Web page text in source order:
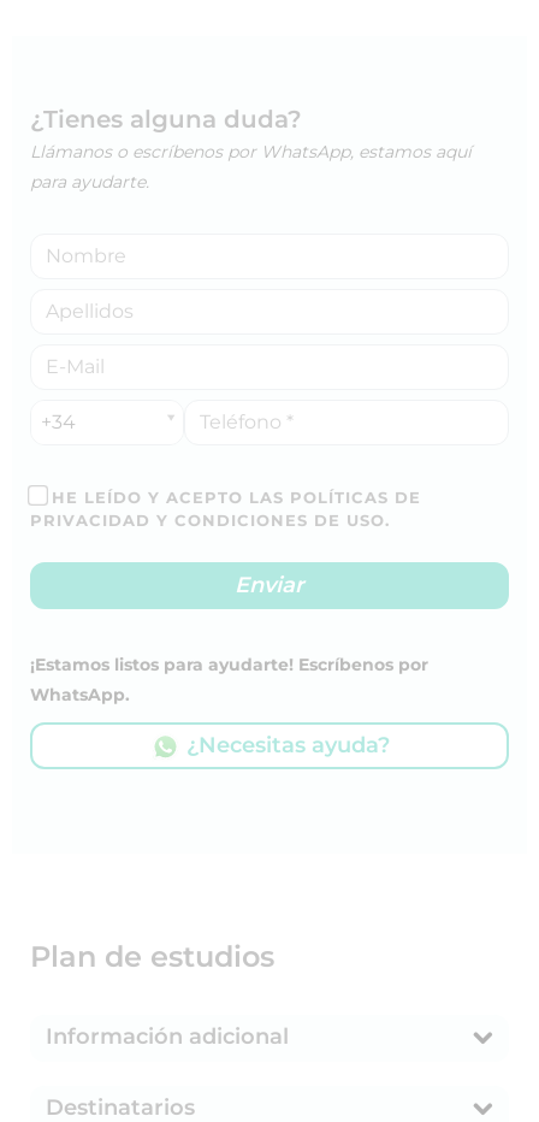
¿Tienes alguna duda?
Llámanos o escríbenos por WhatsApp, estamos aquí
para ayudarte.
+34
HE LEÍDO Y ACEPTO LAS POLÍTICAS DE
PRIVACIDAD Y CONDICIONES DE USO.
¡Estamos listos para ayudarte! Escríbenos por
WhatsApp.
¿Necesitas ayuda?
Plan de estudios
Información adicional
Destinatarios